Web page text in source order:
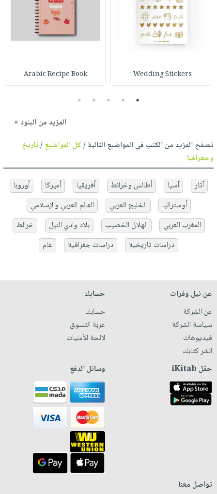
Wedding Stickers :
Arabic Recipe Book
1
2
3
4
5
المزيد من البنود »
تصفح المزيد من الكتب في المواضيع التالية /كل المواضيع/تاريخ
وجغرافيا
آثار آسيا أطالس وخرائط أفريقيا أميركا
أوروبا
أوستراليا
الخليج العربي
العالم العربي والإسلامي
المغرب العربي
الهلال الخصيب بلاد وادي النيل
خرائط
دراسات تاريخية
دراسات جغرافية عام
عن نيل وفرات
عن الشركة
سياسة الشركة
فيديوهات
انشر كتابك
حسابك
حسابك
عربة التسوق
لائحة الأمنيات
حمّل iKitab وسائل الدفع
تواصل معنا